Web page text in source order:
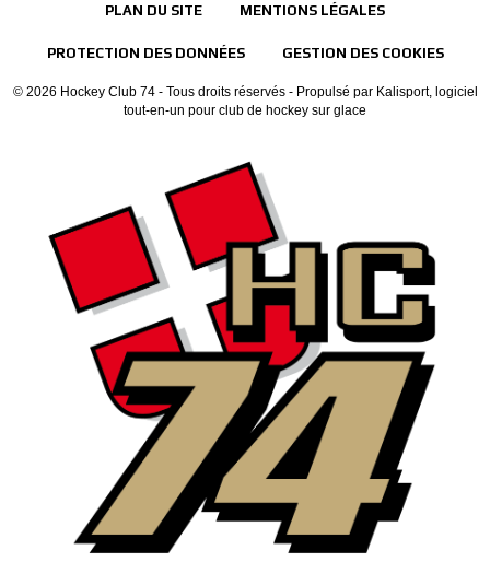
PLAN DU SITE MENTIONS LÉGALES
PROTECTION DES DONNÉES GESTION DES COOKIES
© 2026 Hockey Club 74 - Tous droits réservés - Propulsé par Kalisport, logiciel
tout-en-un pour club de hockey sur glace